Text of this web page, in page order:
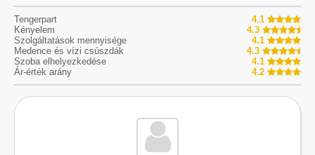
Tengerpart
4.1
Kényelem
4.3
Szolgáltatások mennyisége
4.1
Medence és vízi csúszdák
4.3
Szoba elhelyezkedése
4.1
Ár-érték arány
4.2